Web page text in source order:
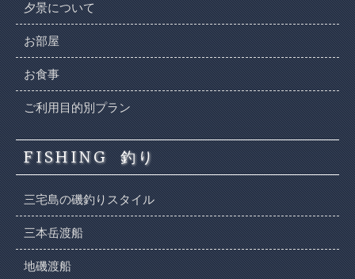
夕景について
お部屋
お食事
ご利用目的別プラン
FISHING 釣り
三宅島の磯釣りスタイル
三本岳渡船
地磯渡船